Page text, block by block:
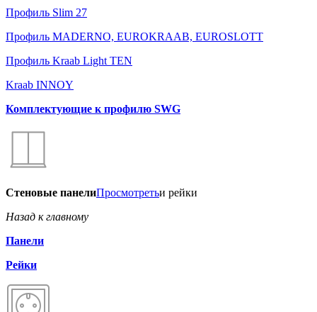
Профиль Slim 27
Профиль MADERNO, EUROKRAAB, EUROSLOTT
Профиль Kraab Light TEN
Kraab INNOY
Комплектующие к профилю SWG
Стеновые панелиПросмотретьи рейки
Назад к главному
Панели
Рейки